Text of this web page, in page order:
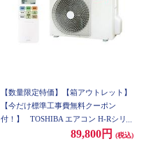
【数量限定特価】【箱アウトレット】
【今だけ標準工事費無料クーポン
付！】
TOSHIBA エアコン H-Rシリ
ーズ【主に18畳/ 5.6KW/ 200V/ホワイ
89,800円 (税込)